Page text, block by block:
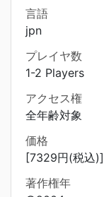
言語
jpn
プレイヤ数
1-2 Players
アクセス権
全年齢対象
価格
[7329円(税込)]
著作権年